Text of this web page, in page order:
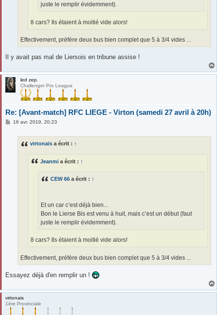
juste le remplir évidemment).
8 cars? Ils étaient à moitié vide alors!
Effectivement, préfère deux bus bien complet que 5 à 3/4 vides ...
Il y avait pas mal de Liersois en tribune assise !
led zep.
Challenger Pro League
Re: [Avant-match] RFC LIEGE - Virton (samedi 27 avril à 20h)
M16 avr. 2019, 20:23
virtonais a écrit : ↑
Jeanmi a écrit : ↑
CEW 66 a écrit : ↑
Et un car c’est déjà bien...
Bon le Lierse Bis est venu à huit, mais c’est un début (faut
juste le remplir évidemment).
8 cars? Ils étaient à moitié vide alors!
Effectivement, préfère deux bus bien complet que 5 à 3/4 vides ...
Essayez déjà d'en remplir un !
virtonais
1ère Provinciale